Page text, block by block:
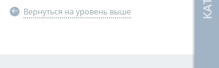
Вернуться на уровень выше